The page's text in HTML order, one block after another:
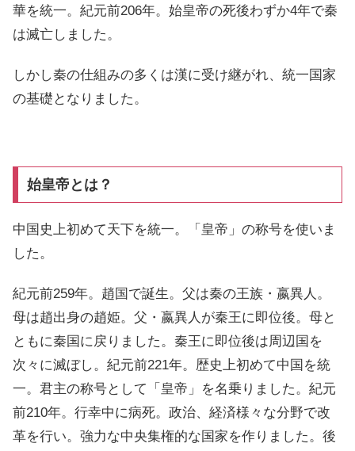
華を統一。紀元前206年。始皇帝の死後わずか4年で秦
は滅亡しました。
しかし秦の仕組みの多くは漢に受け継がれ、統一国家
の基礎となりました。
始皇帝とは？
中国史上初めて天下を統一。「皇帝」の称号を使いま
した。
紀元前259年。趙国で誕生。父は秦の王族・嬴異人。
母は趙出身の趙姫。父・嬴異人が秦王に即位後。母と
ともに秦国に戻りました。秦王に即位後は周辺国を
次々に滅ぼし。紀元前221年。歴史上初めて中国を統
一。君主の称号として「皇帝」を名乗りました。紀元
前210年。行幸中に病死。政治、経済様々な分野で改
革を行い。強力な中央集権的な国家を作りました。後